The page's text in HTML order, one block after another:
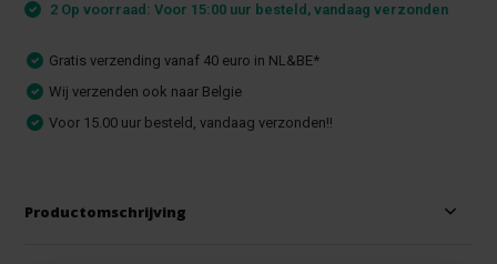
2 Op voorraad: Voor 15:00 uur besteld, vandaag verzonden
Gratis verzending vanaf 40 euro in NL&BE*
Wij verzenden ook naar Belgie
Voor 15.00 uur besteld, vandaag verzonden!!
Productomschrijving